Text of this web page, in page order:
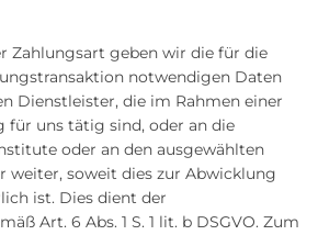
Zahlungsart geben wir die für die
notwendigen Daten
Dienstleister, die im Rahmen einer
für uns tätig sind, oder an die
oder an den ausgewählten
weiter, soweit dies zur Abwicklung
ist. Dies dient der
Art. 6 Abs. 1 S. 1 lit. b DSGVO. Zum